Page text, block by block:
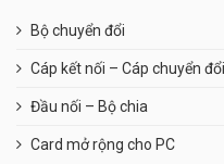
Bộ chuyển đổi
Cáp kết nối – Cáp chuyển đổi
Đầu nối – Bộ chia
Card mở rộng cho PC